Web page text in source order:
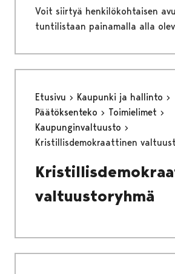
Voit siirtyä henkilökohtaisen
tuntilistaan painamalla alla
Etusivu
Kaupunki ja hallinto
Päätöksenteko
Toimielimet
Kaupunginvaltuusto
Kristillisdemokraattinen
valtuustoryhmä